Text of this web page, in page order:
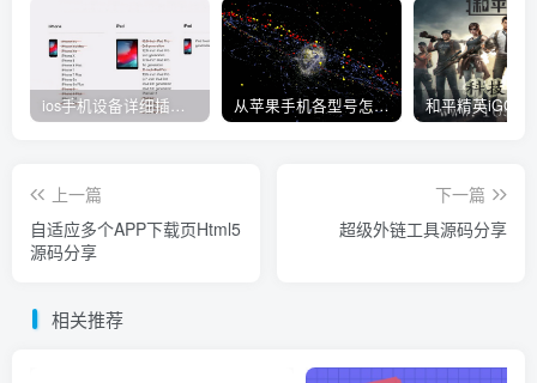
ios手机设备详细插件平刷教程 从苹果手机各型号怎么越狱到怎么开科技完整教程
上一篇
自适应多个APP下载页Html5
源码分享
下一篇
超级外链工具源码分享
相关推荐